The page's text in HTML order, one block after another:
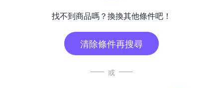
找不到商品嗎？換換其他條件吧！
清除條件再搜尋
或